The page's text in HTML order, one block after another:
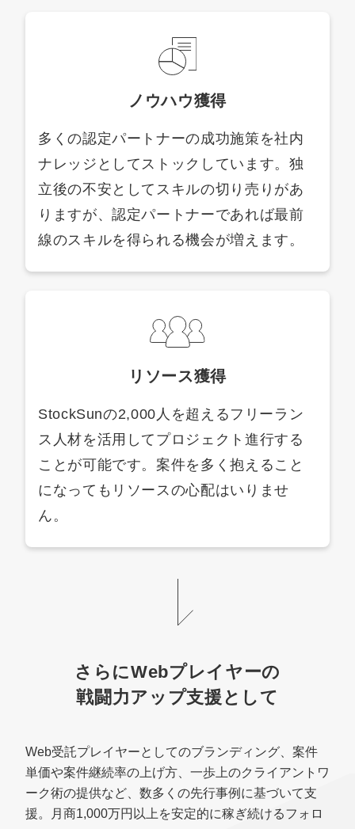
ノウハウ獲得
多くの認定パートナーの成功施策を社内
ナレッジとしてストックしています。独
立後の不安としてスキルの切り売りがあ
りますが、認定パートナーであれば最前
線のスキルを得られる機会が増えます。
リソース獲得
StockSunの2,000人を超えるフリーラン
ス人材を活用してプロジェクト進行する
ことが可能です。案件を多く抱えること
になってもリソースの心配はいりませ
ん。
さらにWebプレイヤーの
戦闘力アップ支援として
Web受託プレイヤーとしてのブランディング、案件
単価や案件継続率の上げ方、一歩上のクライアントワ
ーク術の提供など、数多くの先行事例に基づいて支
援。月商1,000万円以上を安定的に稼ぎ続けるフォロ